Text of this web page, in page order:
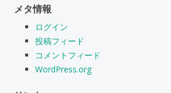
メタ情報
ログイン
投稿フィード
コメントフィード
WordPress.org